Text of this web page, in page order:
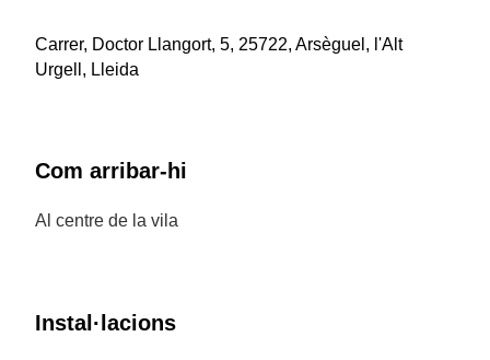
Carrer, Doctor Llangort, 5, 25722, Arsèguel, l'Alt
Urgell, Lleida
Com arribar-hi
Al centre de la vila
Instal·lacions